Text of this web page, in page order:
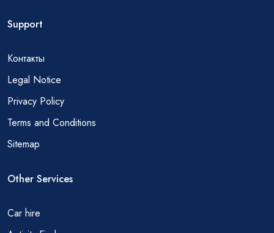
Support
Контакты
Legal Notice
Privacy Policy
Terms and Conditions
Sitemap
Other Services
Car hire